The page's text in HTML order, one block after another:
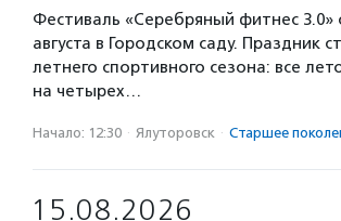
Фестиваль «Серебряный фитнес 3.0»
августа в Городском саду. Праздник
летнего спортивного сезона: все
на четырех…
Начало: 12:30 · Ялуторовск · Старшее
15.08.2026